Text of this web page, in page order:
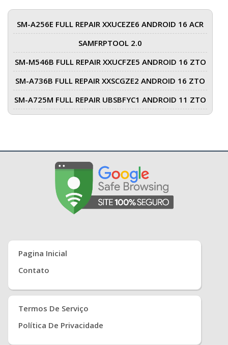
SM-A256E FULL REPAIR XXUCEZE6 ANDROID 16 ACR
SAMFRPTOOL 2.0
SM-M546B FULL REPAIR XXUCFZE5 ANDROID 16 ZTO
SM-A736B FULL REPAIR XXSCGZE2 ANDROID 16 ZTO
SM-A725M FULL REPAIR UBSBFYC1 ANDROID 11 ZTO
Pagina Inicial
Contato
Termos De Serviço
Política De Privacidade